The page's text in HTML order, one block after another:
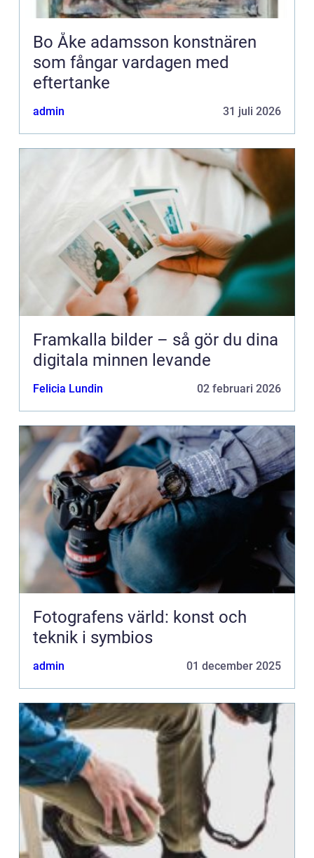
Bo Åke adamsson konstnären
som fångar vardagen med
eftertanke
admin 31 juli 2026
Framkalla bilder – så gör du dina
digitala minnen levande
Felicia Lundin 02 februari 2026
Fotografens värld: konst och
teknik i symbios
admin 01 december 2025